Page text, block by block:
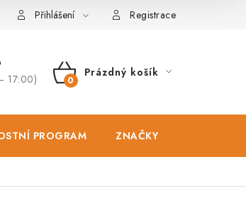
Zásady použivání souboru cookies
Přihlášení Registrace
17:00)
NÁKUPNÍ
Prázdný košík
PROGRAM ZNAČKY